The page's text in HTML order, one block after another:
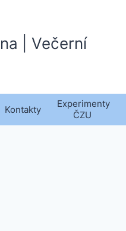
| Večerní
Kontakty
Experimenty
ČZU